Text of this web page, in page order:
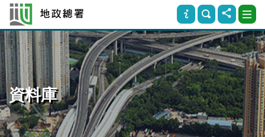
資料庫